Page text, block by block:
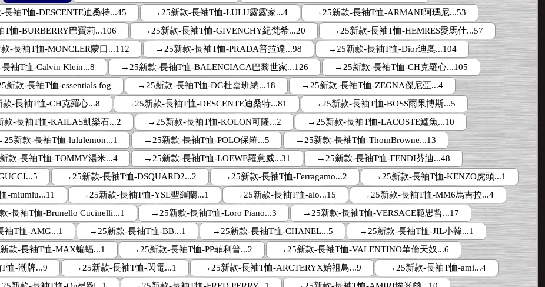
袖T恤-DESCENTE迪桑特...45
→25新款-長袖T恤-LULU露露家...4
→25新款-長袖T恤-ARMANI阿瑪尼...53
恤-BURBERRY巴寶莉...106
→25新款-長袖T恤-GIVENCHY紀梵希...20
→25新款-長袖T恤-HEMRES愛馬仕...57
-長袖T恤-MONCLER蒙口...112
→25新款-長袖T恤-PRADA普拉達...98
→25新款-長袖T恤-Dior迪奧...104
袖T恤-Calvin Klein...8
→25新款-長袖T恤-BALENCIAGA巴黎世家...126
→25新款-長袖T恤-CH克羅心...105
新款-長袖T恤-essentials fog
→25新款-長袖T恤-DG杜嘉班納...18
→25新款-長袖T恤-ZEGNA傑尼亞...4
-長袖T恤-CH克羅心...8
→25新款-長袖T恤-DESCENTE迪桑特...81
→25新款-長袖T恤-BOSS雨果博斯...5
款-長袖T恤-KAILAS凱樂石...2
→25新款-長袖T恤-KOLON可隆...2
→25新款-長袖T恤-LACOSTE鱷魚...10
新款-長袖T恤-lululemon...1
→25新款-長袖T恤-POLO保羅...5
→25新款-長袖T恤-ThomBrowne...13
款-長袖T恤-TOMMY湯米...4
→25新款-長袖T恤-LOEWE羅意威...31
→25新款-長袖T恤-FENDI芬迪...48
→25新款-長袖T恤-DSQUARD2...2 →25新款-長袖T恤-Ferragamo...2
→25新款-長袖T恤-KENZO虎頭...1
-miumiu...11
→25新款-長袖T恤-YSL聖羅蘭...1 →25新款-長袖T恤-alo...15
→25新款-長袖T恤-MM6馬吉拉...4
-長袖T恤-Brunello Cucinelli...1
→25新款-長袖T恤-Loro Piano...3
→25新款-長袖T恤-VERSACE範思哲...17
袖T恤-AMG...1
→25新款-長袖T恤-BB...1 →25新款-長袖T恤-CHANEL...5
→25新款-長袖T恤-JIL小韓...1
款-長袖T恤-MAX蝙蝠...1
→25新款-長袖T恤-PP菲利普...2
→25新款-長袖T恤-VALENTINO華倫天奴...6
恤-潮牌...9
→25新款-長袖T恤-閃電...1 →25新款-長袖T恤-ARCTERYX始祖鳥...9
→25新款-長袖T恤-ami...4